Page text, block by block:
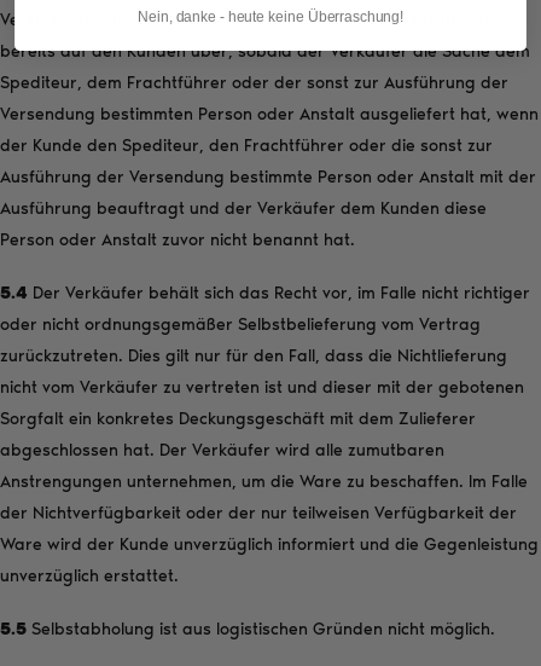
Verschlechterung der verkauften Ware auch bei Verbrauchern
bereits auf den Kunden über, sobald der Verkäufer die Sache dem
Spediteur, dem Frachtführer oder der sonst zur Ausführung der
Versendung bestimmten Person oder Anstalt ausgeliefert hat, wenn
der Kunde den Spediteur, den Frachtführer oder die sonst zur
Ausführung der Versendung bestimmte Person oder Anstalt mit der
Ausführung beauftragt und der Verkäufer dem Kunden diese
Person oder Anstalt zuvor nicht benannt hat.
5.4 Der Verkäufer behält sich das Recht vor, im Falle nicht richtiger
oder nicht ordnungsgemäßer Selbstbelieferung vom Vertrag
zurückzutreten. Dies gilt nur für den Fall, dass die Nichtlieferung
nicht vom Verkäufer zu vertreten ist und dieser mit der gebotenen
Sorgfalt ein konkretes Deckungsgeschäft mit dem Zulieferer
abgeschlossen hat. Der Verkäufer wird alle zumutbaren
Anstrengungen unternehmen, um die Ware zu beschaffen. Im Falle
der Nichtverfügbarkeit oder der nur teilweisen Verfügbarkeit der
Ware wird der Kunde unverzüglich informiert und die Gegenleistung
unverzüglich erstattet.
5.5 Selbstabholung ist aus logistischen Gründen nicht möglich.
Nein, danke - heute keine Überraschung!